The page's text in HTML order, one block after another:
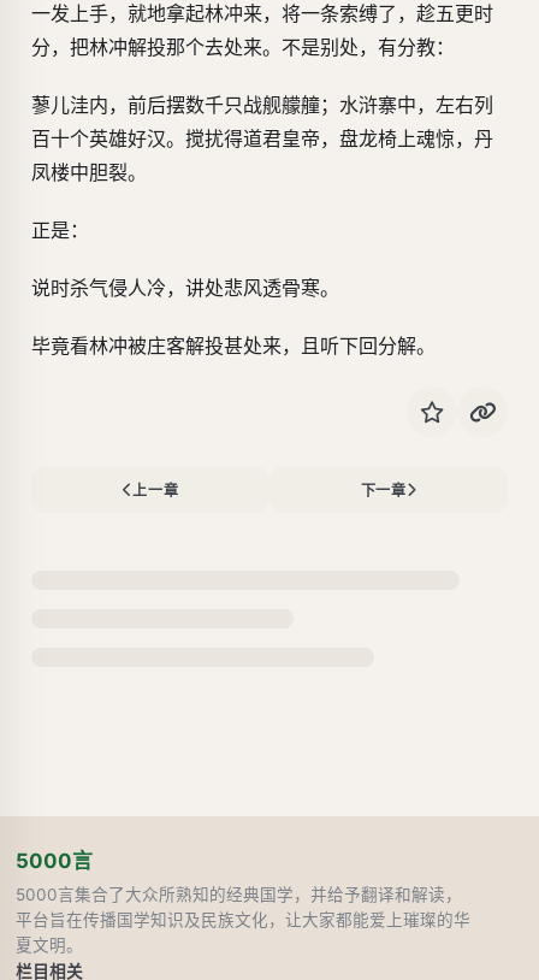
一发上手，就地拿起林冲来，将一条索缚了，趁五更时
分，把林冲解投那个去处来。不是别处，有分教：
蓼儿洼内，前后摆数千只战舰艨艟；水浒寨中，左右列
百十个英雄好汉。搅扰得道君皇帝，盘龙椅上魂惊，丹
凤楼中胆裂。
正是：
说时杀气侵人冷，讲处悲风透骨寒。
毕竟看林冲被庄客解投甚处来，且听下回分解。
上一章 下一章
5000言
5000言集合了大众所熟知的经典国学，并给予翻译和解读，
平台旨在传播国学知识及民族文化，让大家都能爱上璀璨的华
夏文明。
栏目相关